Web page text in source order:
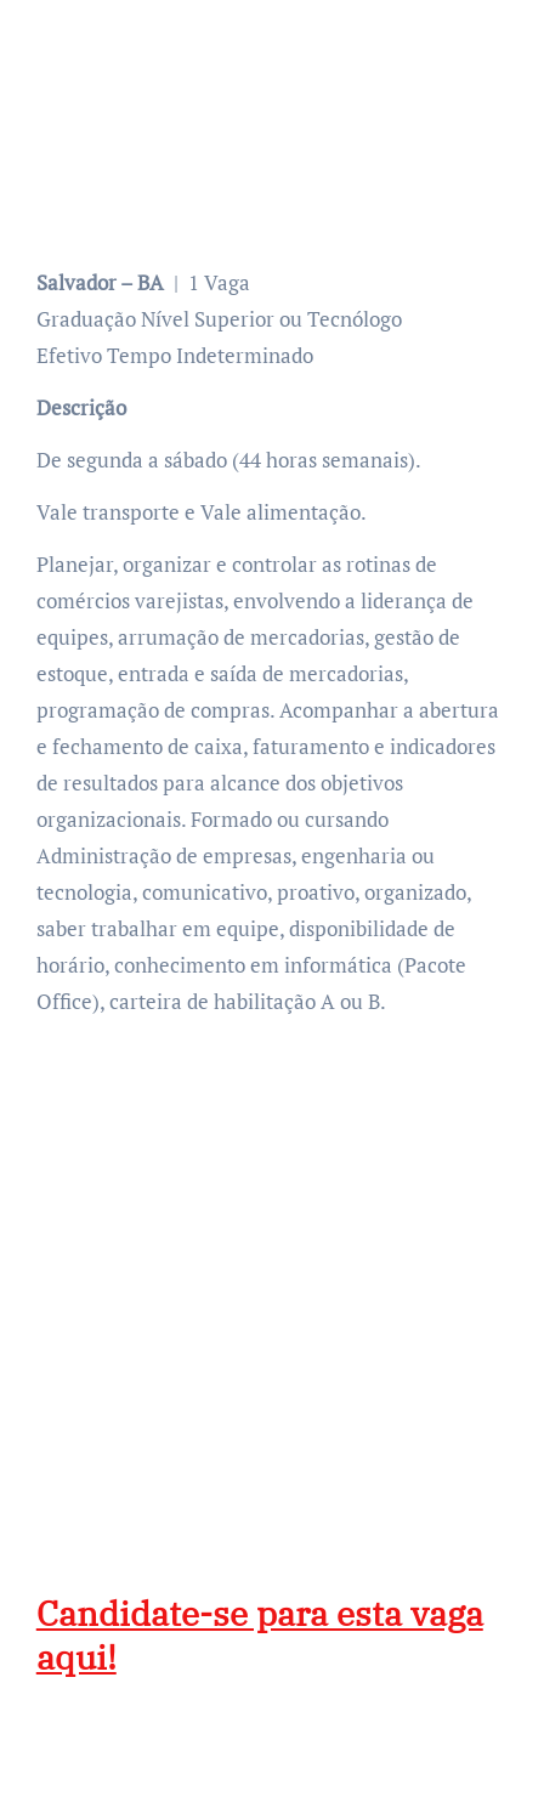
Salvador – BA| 1 Vaga
Graduação Nível Superior ou Tecnólogo
Efetivo Tempo Indeterminado
Descrição
De segunda a sábado (44 horas semanais).
Vale transporte e Vale alimentação.
Planejar, organizar e controlar as rotinas de
comércios varejistas, envolvendo a liderança de
equipes, arrumação de mercadorias, gestão de
estoque, entrada e saída de mercadorias,
programação de compras. Acompanhar a abertura
e fechamento de caixa, faturamento e indicadores
de resultados para alcance dos objetivos
organizacionais. Formado ou cursando
Administração de empresas, engenharia ou
tecnologia, comunicativo, proativo, organizado,
saber trabalhar em equipe, disponibilidade de
horário, conhecimento em informática (Pacote
Office), carteira de habilitação A ou B.
Candidate-se para esta vaga
aqui!